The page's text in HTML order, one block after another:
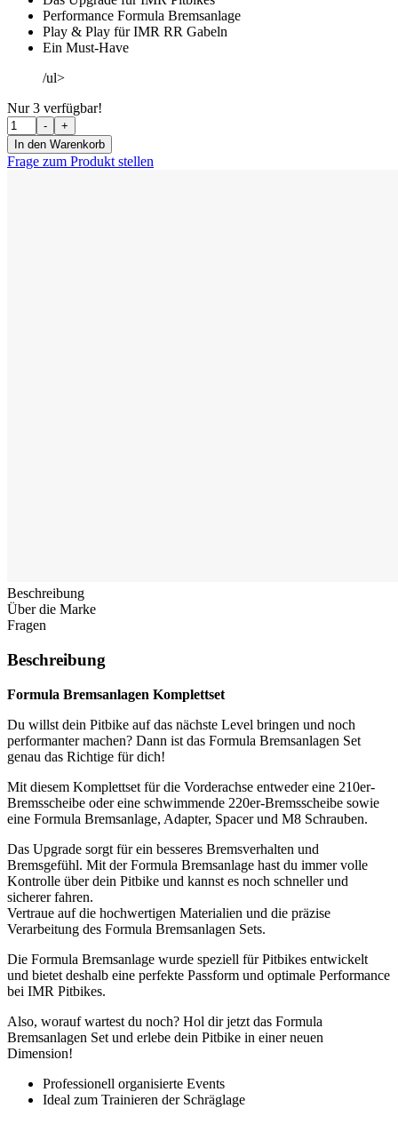
Performance Formula Bremsanlage
Play & Play für IMR RR Gabeln
Ein Must-Have
/ul>
Nur3 verfügbar!
Menge-
+
In den Warenkorb
Frage zum Produkt stellen
Beschreibung
Über die Marke
Fragen
Beschreibung
Formula Bremsanlagen Komplettset
Du willst dein Pitbike auf das nächste Level bringen und noch
performanter machen? Dann ist das Formula Bremsanlagen Set
genau das Richtige für dich!
Mit diesem Komplettset für die Vorderachse entweder eine 210er-
Bremsscheibe oder eine schwimmende 220er-Bremsscheibe sowie
eine Formula Bremsanlage, Adapter, Spacer und M8 Schrauben.
Das Upgrade sorgt für ein besseres Bremsverhalten und
Bremsgefühl. Mit der Formula Bremsanlage hast du immer volle
Kontrolle über dein Pitbike und kannst es noch schneller und
sicherer fahren.
Vertraue auf die hochwertigen Materialien und die präzise
Verarbeitung des Formula Bremsanlagen Sets.
Die Formula Bremsanlage wurde speziell für Pitbikes entwickelt
und bietet deshalb eine perfekte Passform und optimale Performance
bei IMR Pitbikes.
Also, worauf wartest du noch? Hol dir jetzt das Formula
Bremsanlagen Set und erlebe dein Pitbike in einer neuen
Dimension!
Professionell organisierte Events
Ideal zum Trainieren der Schräglage